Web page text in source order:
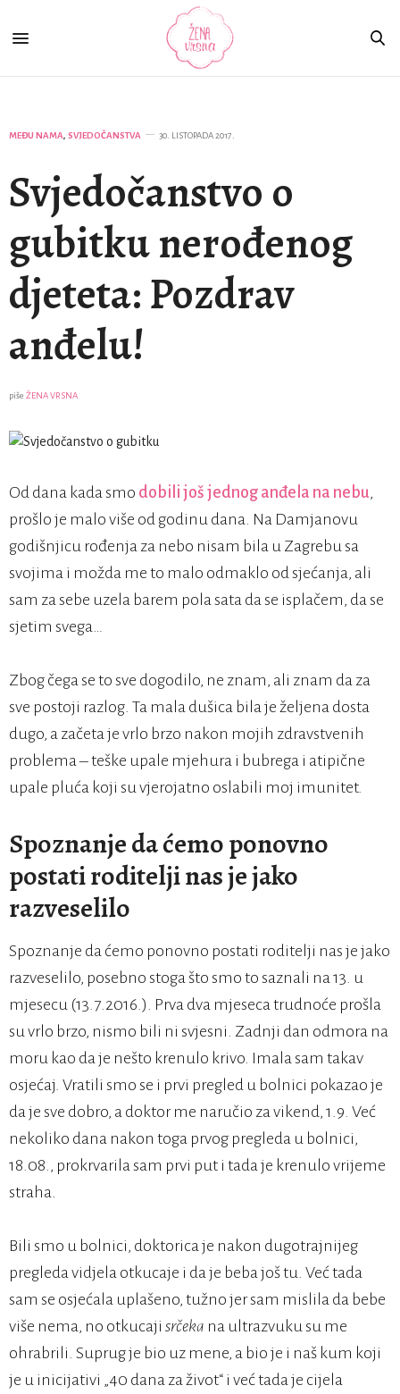
MEĐU NAMA, SVJEDOČANSTVA 30. LISTOPADA 2017.
Svjedočanstvo o
gubitku nerođenog
djeteta: Pozdrav
anđelu!
piše ŽENA VRSNA
Od dana kada smo dobili još jednog anđela na nebu,
prošlo je malo više od godinu dana. Na Damjanovu
godišnjicu rođenja za nebo nisam bila u Zagrebu sa
svojima i možda me to malo odmaklo od sjećanja, ali
sam za sebe uzela barem pola sata da se isplačem, da se
sjetim svega…
Zbog čega se to sve dogodilo, ne znam, ali znam da za
sve postoji razlog. Ta mala dušica bila je željena dosta
dugo, a začeta je vrlo brzo nakon mojih zdravstvenih
problema – teške upale mjehura i bubrega i atipične
upale pluća koji su vjerojatno oslabili moj imunitet.
Spoznanje da ćemo ponovno
postati roditelji nas je jako
razveselilo
Spoznanje da ćemo ponovno postati roditelji nas je jako
razveselilo, posebno stoga što smo to saznali na 13. u
mjesecu (13.7.2016.). Prva dva mjeseca trudnoće prošla
su vrlo brzo, nismo bili ni svjesni. Zadnji dan odmora na
moru kao da je nešto krenulo krivo. Imala sam takav
osjećaj. Vratili smo se i prvi pregled u bolnici pokazao je
da je sve dobro, a doktor me naručio za vikend, 1.9. Već
nekoliko dana nakon toga prvog pregleda u bolnici,
18.08., prokrvarila sam prvi put i tada je krenulo vrijeme
straha.
Bili smo u bolnici, doktorica je nakon dugotrajnijeg
pregleda vidjela otkucaje i da je beba još tu. Već tada
sam se osjećala uplašeno, tužno jer sam mislila da bebe
više nema, no otkucaji srčeka na ultrazvuku su me
ohrabrili. Suprug je bio uz mene, a bio je i naš kum koji
je u inicijativi „40 dana za život“ i već tada je cijela